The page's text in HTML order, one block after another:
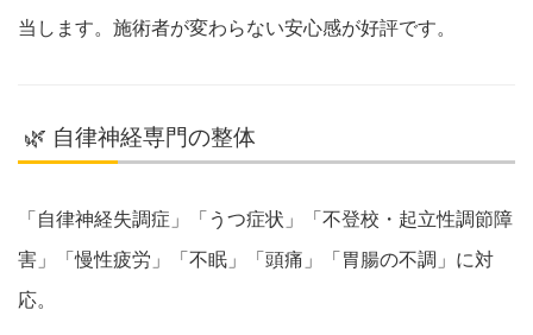
当します。施術者が変わらない安心感が好評です。
🌿 自律神経専門の整体
「自律神経失調症」「うつ症状」「不登校・起立性調節障
害」「慢性疲労」「不眠」「頭痛」「胃腸の不調」に対
応。